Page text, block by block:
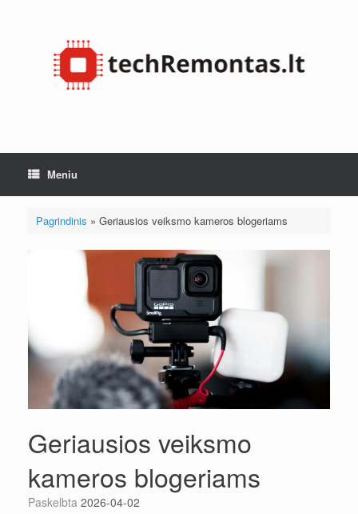
Meniu
Pagrindinis » Geriausios veiksmo kameros blogeriams
Geriausios veiksmo
kameros blogeriams
Paskelbta 2026-04-02